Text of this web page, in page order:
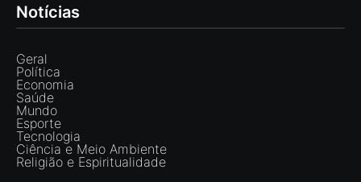
Notícias
Geral
Política
Economia
Saúde
Mundo
Esporte
Tecnologia
Ciência e Meio Ambiente
Religião e Espiritualidade